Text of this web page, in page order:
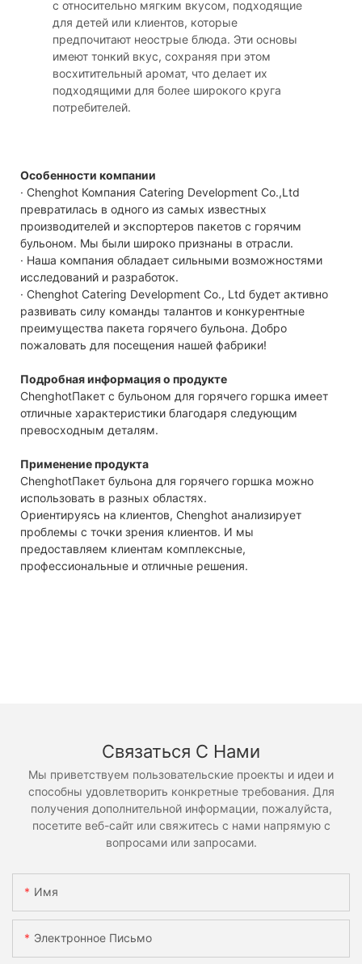
с относительно мягким вкусом, подходящие
для детей или клиентов, которые
предпочитают неострые блюда. Эти основы
имеют тонкий вкус, сохраняя при этом
восхитительный аромат, что делает их
подходящими для более широкого круга
потребителей.
Особенности компании
· Chenghot Компания Catering Development Co.,Ltd
превратилась в одного из самых известных
производителей и экспортеров пакетов с горячим
бульоном. Мы были широко признаны в отрасли.
· Наша компания обладает сильными возможностями
исследований и разработок.
· Chenghot Catering Development Co., Ltd будет активно
развивать силу команды талантов и конкурентные
преимущества пакета горячего бульона. Добро
пожаловать для посещения нашей фабрики!
Подробная информация о продукте
ChenghotПакет с бульоном для горячего горшка имеет
отличные характеристики благодаря следующим
превосходным деталям.
Применение продукта
ChenghotПакет бульона для горячего горшка можно
использовать в разных областях.
Ориентируясь на клиентов, Chenghot анализирует
проблемы с точки зрения клиентов. И мы
предоставляем клиентам комплексные,
профессиональные и отличные решения.
Связаться С Нами
Мы приветствуем пользовательские проекты и идеи и
способны удовлетворить конкретные требования. Для
получения дополнительной информации, пожалуйста,
посетите веб-сайт или свяжитесь с нами напрямую с
вопросами или запросами.
Имя
Электронное Письмо